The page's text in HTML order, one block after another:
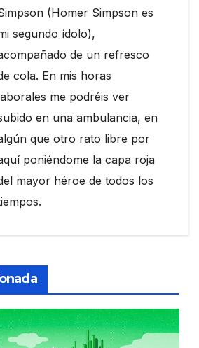
(Homer Simpson es
segundo ídolo),
de un refresco
cola. En mis horas
me podréis ver
en una ambulancia, en
que otro rato libre por
poniéndome la capa roja
mayor héroe de todos los